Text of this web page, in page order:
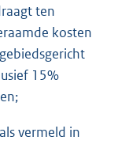
ten
kosten
15%
vermeld in